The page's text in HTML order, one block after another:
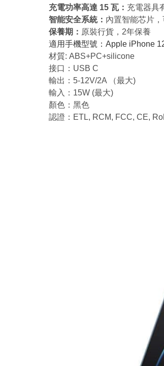
充電功率高達 15 瓦： 充電器具
智能安全系統： 內置智能芯片
保養期： 原裝行貨，2年保養
適用手機型號：Apple iPhone
材質: ABS+PC+silicone
接口：USB C
輸出：5-12V/2A （最大)
輸入：15W (最大)
顏色：黑色
認證：ETL, RCM, FCC, CE,